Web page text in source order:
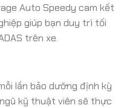
Auto Speedy cam kết
giúp bạn duy trì tối
trên xe.
lần bảo dưỡng định kỳ
kỹ thuật viên sẽ thực